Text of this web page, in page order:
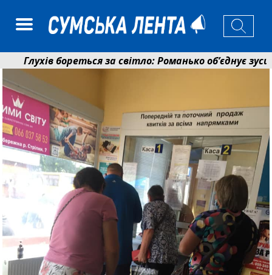
Глухів бореться за світло: Романько об’єднує
Пенсійний фонд Сумщини спрямував 0,2 млрд грн на